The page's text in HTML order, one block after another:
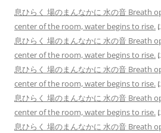
息ひらく 場のまんなかに 水の音 Breath
center of the room, water begins to rise.
息ひらく 場のまんなかに 水の音 Breath
center of the room, water begins to rise.
息ひらく 場のまんなかに 水の音 Breath
center of the room, water begins to rise.
息ひらく 場のまんなかに 水の音 Breath
center of the room, water begins to rise.
息ひらく 場のまんなかに 水の音 Breath